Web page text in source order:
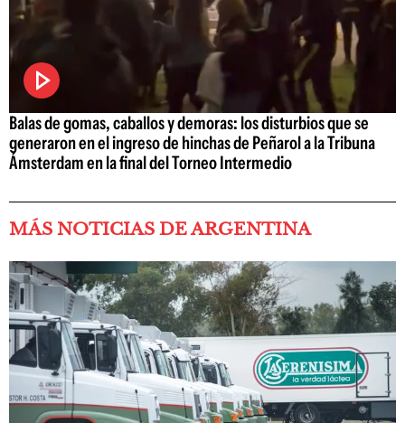
Balas de gomas, caballos y demoras: los disturbios que se
generaron en el ingreso de hinchas de Peñarol a la Tribuna
Ámsterdam en la final del Torneo Intermedio
MÁS NOTICIAS DE ARGENTINA